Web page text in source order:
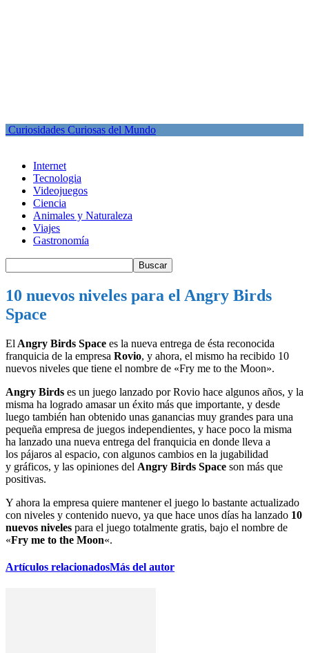
Curiosidades Curiosas del Mundo
Internet
Tecnologia
Videojuegos
Ciencia
Animales y Naturaleza
Viajes
Gastronomía
10 nuevos niveles para el Angry Birds
Space
El Angry Birds Space es la nueva entrega de ésta reconocida
franquicia de la empresa Rovio, y ahora, el mismo ha recibido 10
nuevos niveles que tiene el nombre de «Fry me to the Moon».
Angry Birds es un juego lanzado por Rovio hace algunos años, y la
misma ha logrado amasar un éxito más que importante, y desde
luego también han obtenido unas ganancias muy grandes para una
pequeña empresa de juegos independientes, y hace poco la misma
ha lanzado una nueva entrega del franquicia en donde lleva a
los pájaros al espacio, con algunos cambios en la jugabilidad
y gráficos, y las opiniones del Angry Birds Space son más que
positivas.
Y ahora la empresa quiere mantener el juego lo bastante actualizado
con niveles y contenido nuevo, ya que hace unos días ha lanzado 10
nuevos niveles para el juego totalmente gratis, bajo el nombre de
«Fry me to the Moon«.
Artículos relacionadosMás del autor